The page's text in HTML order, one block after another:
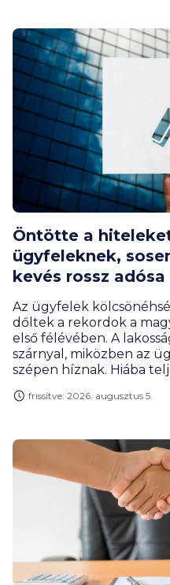
mik a legérdekesebb
Öntötte a
ügyfeleknek,
kevés rossz adósa
Az ügyfelek
dőltek a rekordok a
első félévében. A
szárnyal, miközben az
szépen híznak. Hiába
extraprofitadó
frissítve: 2026. augusztus 5.